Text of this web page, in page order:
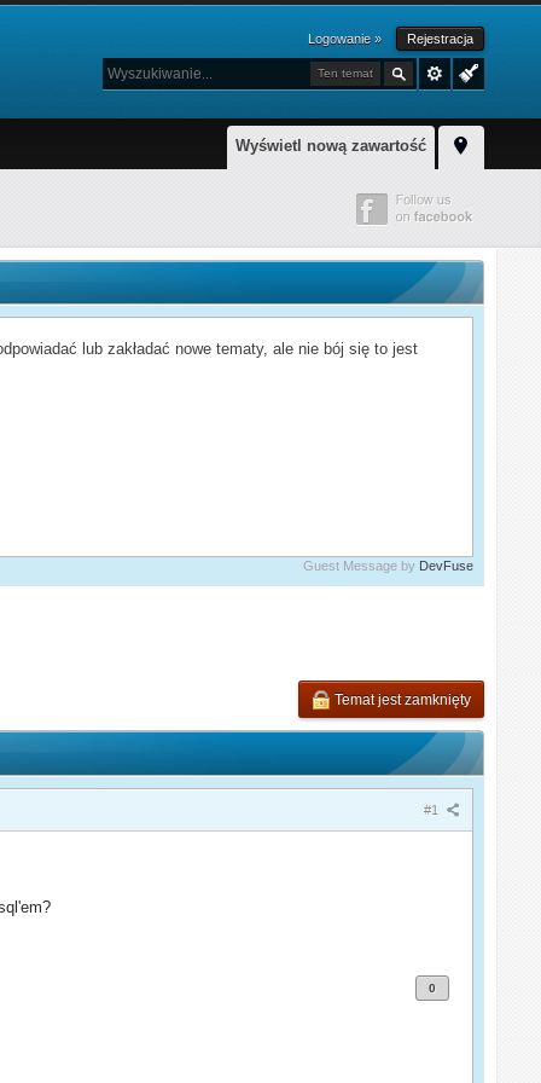
Logowanie » Rejestracja
Ten temat
Wyświetl nową zawartość
lub zakładać nowe tematy, ale nie bój się to jest
Guest Message by DevFuse
Temat jest zamknięty
#1
0